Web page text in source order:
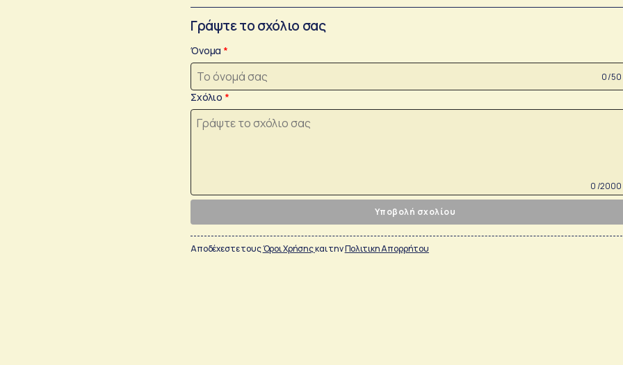
Γράψτε το σχόλιο σας
Όνομα
0 /50
Σχόλιο
0 /2000
Υποβολή σχολίου
Αποδέχεστε τουςΌροι Χρήσηςκαι τηνΠολιτικη Απορρήτου